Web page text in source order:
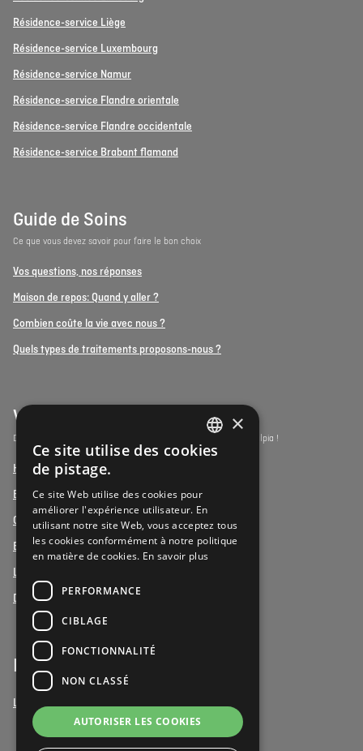
Résidence-service Liège
Résidence-service Luxembourg
Résidence-service Namur
Résidence-service Flandre orientale
Résidence-service Flandre occidentale
Résidence-service Brabant flamand
Guide de Soins
Ce que vous devez savoir pour faire le bon choix
Vos questions, nos réponses
Maison de repos: Quand y aller ?
Combien coûte la vie avec nous ?
Quels types de traitements proposons-nous ?
Vulpia Premium Living
Découvrez les résidences-services du segment premium de Vulpia !
Henri Jaspar, Kraainem
Beukenhof aan Zee, Oostduinkerke
Oud Gemeentehuis, Werchter
Elysia Park, Antwerpen
La Vigie, Koxyde
Duinenzee, La Panne
Bénévoles
Le bénévolat chez Vulpia
DUTCH
×
Ce site utilise des cookies
de pistage.
Ce site Web utilise des cookies pour
améliorer l'expérience utilisateur. En
utilisant notre site Web, vous acceptez tous
les cookies conformément à notre politique
en matière de cookies. En savoir plus
PERFORMANCE
CIBLAGE
FONCTIONNALITÉ
NON CLASSÉ
AUTORISER LES COOKIES